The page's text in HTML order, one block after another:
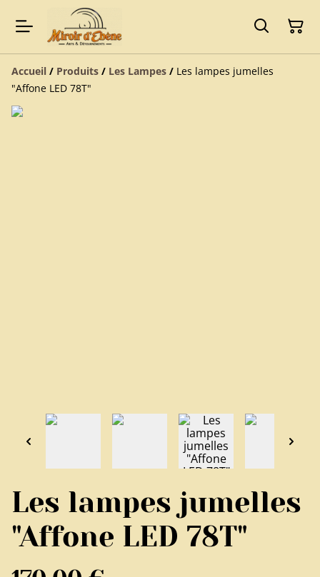
Accueil / Produits / Les Lampes / Les lampes jumelles
"Affone LED 78T"
Les lampes jumelles
"Affone LED 78T"